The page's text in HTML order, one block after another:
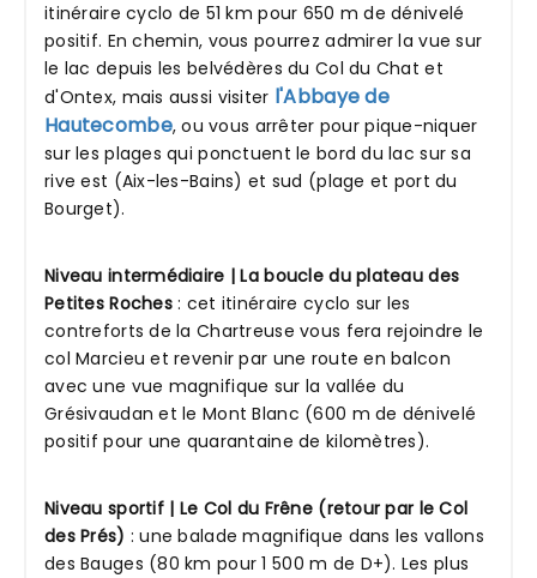
itinéraire cyclo de 51 km pour 650 m de dénivelé
positif. En chemin, vous pourrez admirer la vue sur
le lac depuis les belvédères du Col du Chat et
d'Ontex, mais aussi visiter l'Abbaye de
Hautecombe, ou vous arrêter pour pique-niquer
sur les plages qui ponctuent le bord du lac sur sa
rive est (Aix-les-Bains) et sud (plage et port du
Bourget).
Niveau intermédiaire | La boucle du plateau des
Petites Roches: cet itinéraire cyclo sur les
contreforts de la Chartreuse vous fera rejoindre le
col Marcieu et revenir par une route en balcon
avec une vue magnifique sur la vallée du
Grésivaudan et le Mont Blanc (600 m de dénivelé
positif pour une quarantaine de kilomètres).
Niveau sportif | Le Col du Frêne (retour par le Col
des Prés) : une balade magnifique dans les vallons
des Bauges (80 km pour 1 500 m de D+). Les plus